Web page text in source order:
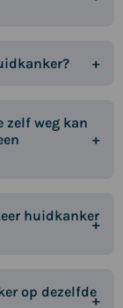
weg kan
huidkanker
op dezelfde